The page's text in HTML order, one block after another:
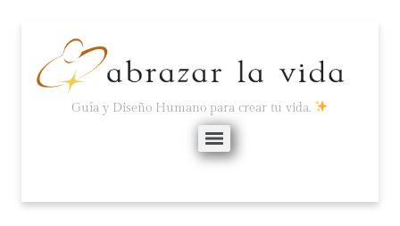
Guía y Diseño Humano para crear tu vida.